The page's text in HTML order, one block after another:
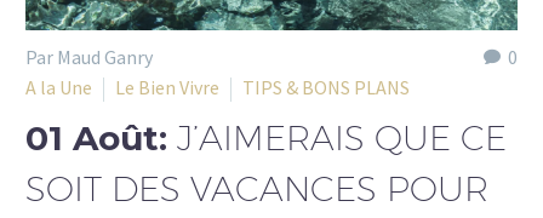
0
Par Maud Ganry
A la Une
Le Bien Vivre TIPS & BONS PLANS
01 Août: J’AIMERAIS QUE CE
SOIT DES VACANCES POUR